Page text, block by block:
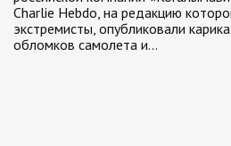
Charlie Hebdo, на редакцию
экстремисты, опубликовали
обломков самолета и…